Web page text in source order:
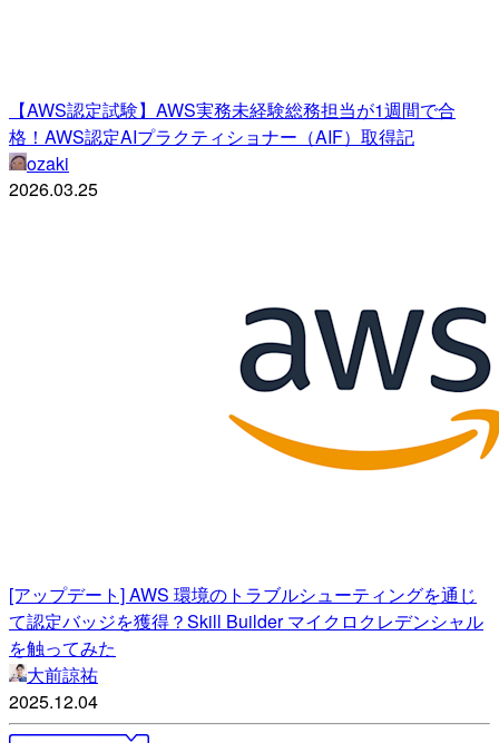
【AWS認定試験】AWS実務未経験総務担当が1週間で合
格！AWS認定AIプラクティショナー（AIF）取得記
ozaki
2026.03.25
[アップデート] AWS 環境のトラブルシューティングを通じ
て認定バッジを獲得？Skill Builder マイクロクレデンシャル
を触ってみた
大前諒祐
2025.12.04